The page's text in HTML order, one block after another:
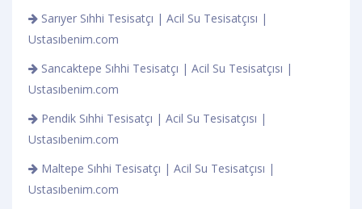
Sarıyer Sıhhi Tesisatçı | Acil Su Tesisatçısı |
Ustasıbenim.com
Sancaktepe Sıhhi Tesisatçı | Acil Su Tesisatçısı |
Ustasıbenim.com
Pendik Sıhhi Tesisatçı | Acil Su Tesisatçısı |
Ustasıbenim.com
Maltepe Sıhhi Tesisatçı | Acil Su Tesisatçısı |
Ustasıbenim.com